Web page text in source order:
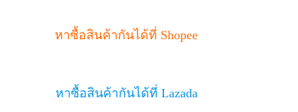
หาซื้อสินค้ากันได้ที่ Shopee
หาซื้อสินค้ากันได้ที่ Lazada